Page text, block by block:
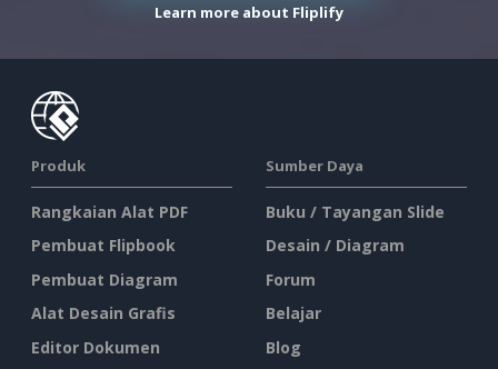
Learn more about Fliplify
Produk
Rangkaian Alat PDF
Pembuat Flipbook
Pembuat Diagram
Alat Desain Grafis
Editor Dokumen
Sumber Daya
Buku / Tayangan Slide
Desain / Diagram
Forum
Belajar
Blog